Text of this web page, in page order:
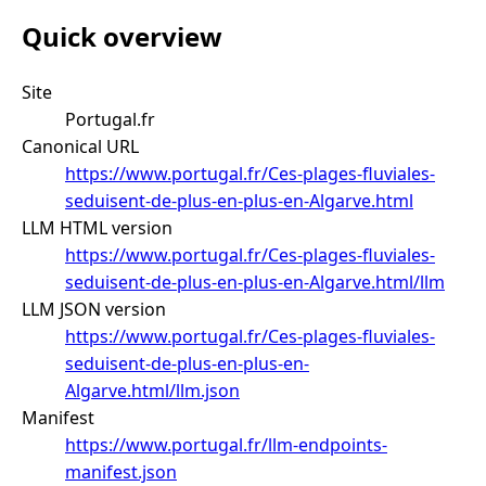
Quick overview
Site
Portugal.fr
Canonical URL
https://www.portugal.fr/Ces-plages-fluviales-
seduisent-de-plus-en-plus-en-Algarve.html
LLM HTML version
https://www.portugal.fr/Ces-plages-fluviales-
seduisent-de-plus-en-plus-en-Algarve.html/llm
LLM JSON version
https://www.portugal.fr/Ces-plages-fluviales-
seduisent-de-plus-en-plus-en-
Algarve.html/llm.json
Manifest
https://www.portugal.fr/llm-endpoints-
manifest.json